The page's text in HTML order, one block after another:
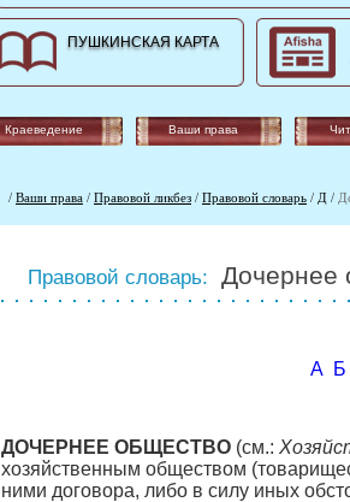
ПУШКИНСКАЯ КАРТА
Краеведение Ваши права
/ Ваши права / Правовой ликбез / Правовой словарь / Д /
Правовой словарь: Дочернее
А Б
ДОЧЕРНЕЕ ОБЩЕСТВО (см.:
хозяйственным обществом
ними договора, либо в силу иных